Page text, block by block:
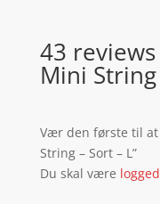
43
Mini
Vær den første til at
String – Sort – L”
Du skal være